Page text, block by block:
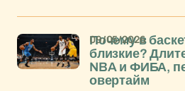
Почему в
близкие?
NBA и ФИБА,
овертайм
09/05/2026